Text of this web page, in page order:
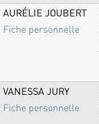
AURÉLIE JOUBERT
Fiche personnelle
VANESSA JURY
Fiche personnelle